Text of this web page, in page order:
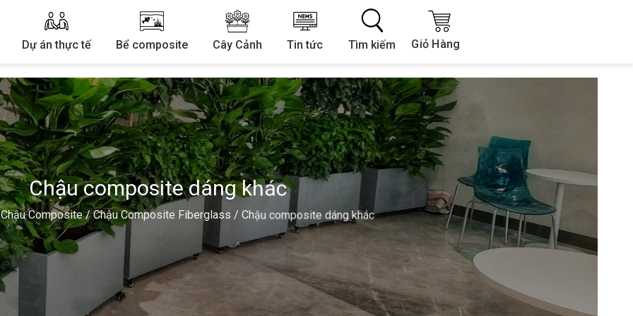
Dự án thực tế Bể composite Cây Cảnh Tin tức Tìm kiếm Giỏ Hàng
Chậu composite dáng khác
Chậu Composite/Chậu Composite Fiberglass / Chậu composite dáng khác